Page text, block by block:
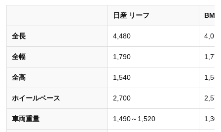
日産 リーフ
全長 4,480
全幅 1,790
全高 1,540
ホイールベース 2,700
車両重量 1,490～1,520